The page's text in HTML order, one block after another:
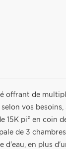
offrant de
vos
15K pi² en coin
de 3
d'eau, en plus